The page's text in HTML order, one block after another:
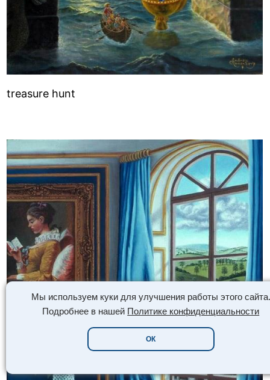
Мы используем куки для улучшения работы этого сайта.
Подробнее в нашей Политике конфиденциальности
ОК
treasure hunt